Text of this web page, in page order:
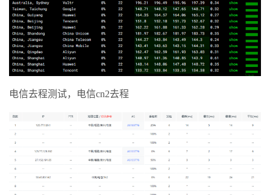
电信去程测试，电信cn2去程